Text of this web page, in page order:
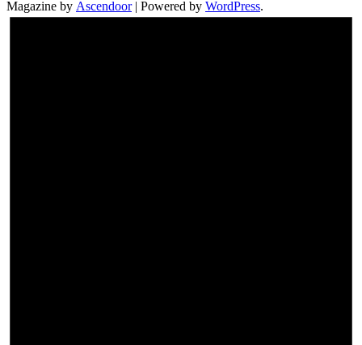
Magazine by Ascendoor| Powered by WordPress.